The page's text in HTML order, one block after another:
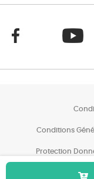
Conditions
Protection